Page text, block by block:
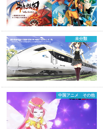
未分類
中国アニメ その他